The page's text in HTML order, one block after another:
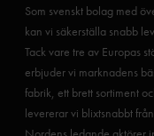
Som svenskt bolag med
kan vi säkerställa snabb
Tack vare tre av Europas
erbjuder vi marknadens
fabrik, ett brett sortiment
levererar vi blixtsnabbt